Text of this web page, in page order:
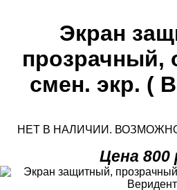
Экран
прозрачный,
смен. экр. (
НЕТ В НАЛИЧИИ.
Цена 800